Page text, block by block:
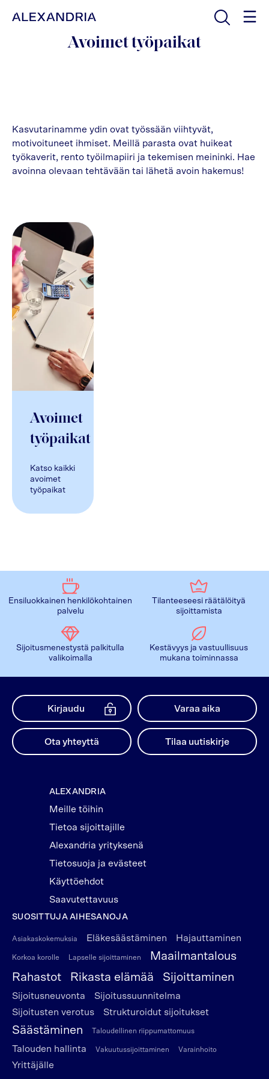
Etusivulle Avaa haku
Avoimet työpaikat
Kasvutarinamme ydin ovat työssään viihtyvät,
motivoituneet ihmiset. Meillä parasta ovat huikeat
työkaverit, rento työilmapiiri ja tekemisen meininki. Hae
avoinna olevaan tehtävään tai lähetä avoin hakemus!
Avoimet
työpaikat
Katso kaikki
avoimet
työpaikat
Ensiluokkainen henkilökohtainen
palvelu
Tilanteeseesi räätälöityä
sijoittamista
Sijoitusmenestystä palkitulla
valikoimalla
Kestävyys ja vastuullisuus
mukana toiminnassa
Kirjaudu Varaa aika
Ota yhteyttä Tilaa uutiskirje
ALEXANDRIA
Meille töihin
Tietoa sijoittajille
Alexandria yrityksenä
Tietosuoja ja evästeet
Käyttöehdot
Saavutettavuus
SUOSITTUJA AIHESANOJA
Asiakaskokemuksia Eläkesäästäminen Hajauttaminen
Korkoa korolle Lapselle sijoittaminen
Maailmantalous
Rahastot
Rikasta elämää Sijoittaminen
Sijoitusneuvonta
Sijoitussuunnitelma
Sijoitusten verotus
Strukturoidut sijoitukset
Säästäminen Taloudellinen riippumattomuus
Talouden hallinta Vakuutussijoittaminen Varainhoito
Yrittäjälle